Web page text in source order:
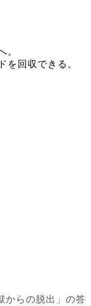
。
を回収できる。
からの脱出」の答